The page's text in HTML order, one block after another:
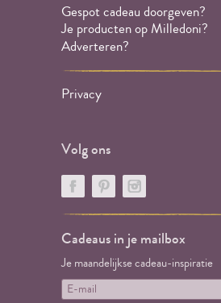
Gespot cadeau doorgeven?
Je producten op Milledoni?
Adverteren?
Privacy
Volg ons
Cadeaus in je mailbox
Je maandelijkse cadeau-inspiratie